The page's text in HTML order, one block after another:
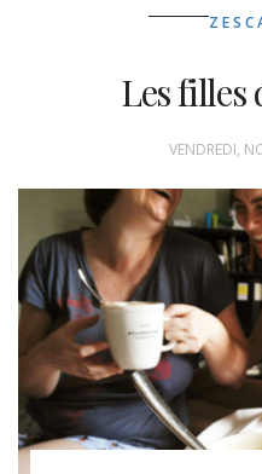
Les filles
VENDREDI,